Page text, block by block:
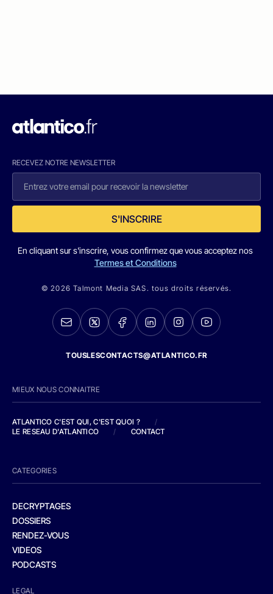
RECEVEZ NOTRE NEWSLETTER
S'INSCRIRE
En cliquant sur s'inscrire, vous confirmez que vous acceptez nos
Termes et Conditions
© 2026 Talmont Media SAS. tous droits réservés.
TOUSLESCONTACTS@ATLANTICO.FR
MIEUX NOUS CONNAITRE
ATLANTICO C'EST QUI, C'EST QUOI ?
/
LE RESEAU D'ATLANTICO
/ CONTACT
CATEGORIES
DECRYPTAGES
DOSSIERS
RENDEZ-VOUS
VIDEOS
PODCASTS
LEGAL